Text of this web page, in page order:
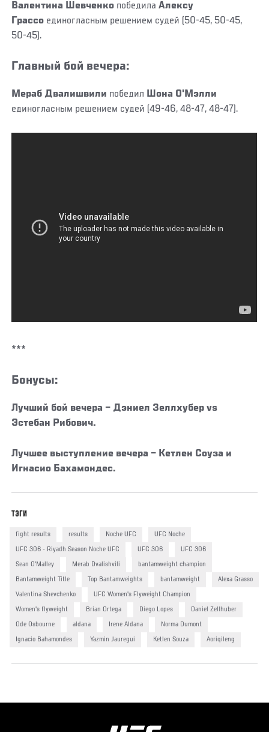
Валентина Шевченко победилаАлексу
Грассо единогласным решением судей (50-45, 50-45,
50-45).
Главный бой вечера:
Мераб Двалишвили победил Шона О'Мэлли
единогласным решением судей (49-46, 48-47, 48-47).
***
Бонусы:
Лучший бой вечера – Дэниел Зеллхубер vs
Эстебан Рибович.
Лучшее выступление вечера – Кетлен Соуза и
Игнасио Бахамондес.
ТЭГИ
fight results results Noche UFC UFC Noche
UFC 306 - Riyadh Season Noche UFC UFC 306 UFC 306
Sean O'Malley Merab Dvalishvili bantamweight champion
Bantamweight Title Top Bantamweights bantamweight Alexa Grasso
Valentina Shevchenko UFC Women's Flyweight Champion
Women's flyweight Brian Ortega Diego Lopes Daniel Zellhuber
Ode Osbourne aldana Irene Aldana Norma Dumont
Ignacio Bahamondes Yazmin Jauregui Ketlen Souza Aoriqileng